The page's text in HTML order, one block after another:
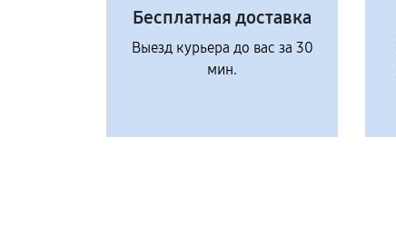
Бесплатная доставка
Выезд курьера до вас за 30
мин.